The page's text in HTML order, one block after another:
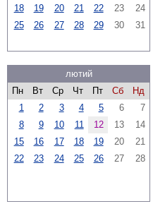
18
19 20 21 22 23
24
25
26 27 28 29 30 31
лютий
Пн
Вт Ср Чт Пт Сб
Нд
1
2 3 4 5 6
7
8
9 10 11 12 13
14
15
16 17 18 19 20
21
22
23 24 25 26 27 28